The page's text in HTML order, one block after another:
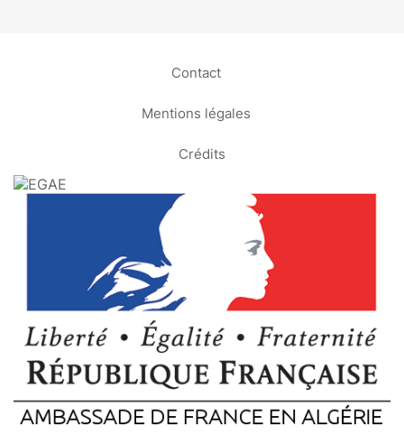
Contact
Mentions légales
Crédits